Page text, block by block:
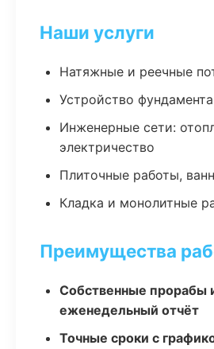
Наши услуги
Натяжные и реечные
Устройство
Инженерные сети:
электричество
Плиточные работы,
Кладка и монолитные
Преимущества
Собственные прорабы
еженедельный отчёт
Точные сроки с